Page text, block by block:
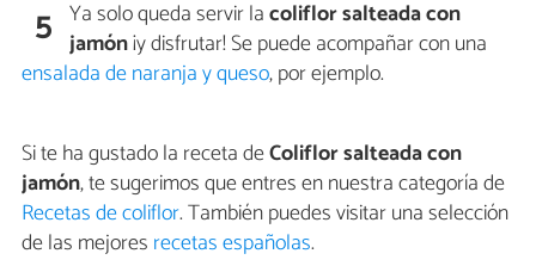
5 Ya solo queda servir lacoliflor salteada con
jamón¡y disfrutar! Se puede acompañar con una
ensalada de naranja y queso, por ejemplo.
Si te ha gustado la receta deColiflor salteada con
jamón, te sugerimos que entres en nuestra categoría de
Recetas de coliflor. También puedes visitar una selección
de las mejores recetas españolas.